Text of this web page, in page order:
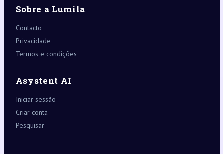
Sobre a Lumila
Contacto
Privacidade
Termos e condições
Asystent AI
Iniciar sessão
Criar conta
Pesquisar